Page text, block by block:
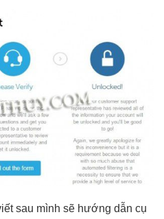
sau mình sẽ hướng dẫn cụ